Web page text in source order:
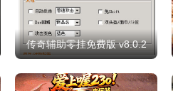
传奇辅助零挂免费版 v8.0.2